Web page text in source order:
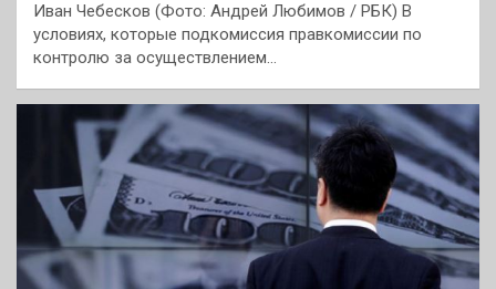
Иван Чебесков (Фото: Андрей Любимов / РБК) В
условиях, которые подкомиссия правкомиссии по
контролю за осуществлением…